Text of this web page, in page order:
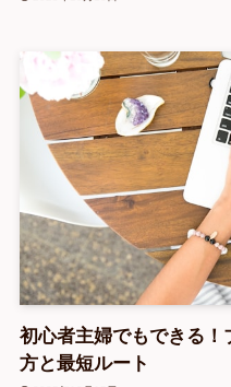
初心者主婦でもできる
方と最短ルート